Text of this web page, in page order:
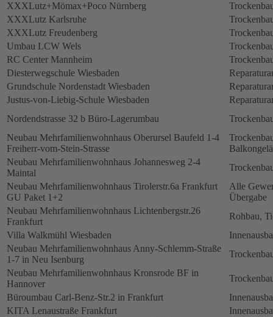
XXXLutz+Mömax+Poco Nürnberg
XXXLutz Karlsruhe
XXXLutz Freudenberg
Umbau LCW Wels
RC Center Mannheim
Diesterwegschule Wiesbaden
Grundschule Nordenstadt Wiesbaden
Justus-von-Liebig-Schule Wiesbaden
Nordendstrasse 32 b Büro-Lagerumbau
Neubau Mehrfamilienwohnhaus Oberursel Baufeld 1-4
Freiherr-vom-Stein-Strasse
Neubau Mehrfamilienwohnhaus Johannesweg 2-4
Maintal
Neubau Mehrfamilienwohnhaus Tirolerstr.6a Frankfurt
GU Paket 1+2
Alle
Übergabe
Neubau Mehrfamilienwohnhaus Lichtenbergstr.26
Frankfurt
Rohbau,
Villa Walkmühl Wiesbaden
Neubau Mehrfamilienwohnhaus Anny-Schlemm-Straße
1-7 in Neu Isenburg
Neubau Mehrfamilienwohnhaus Kronsrode BF in
Hannover
Büroumbau Carl-Benz-Str.2 in Frankfurt
KITA Lenaustraße Frankfurt